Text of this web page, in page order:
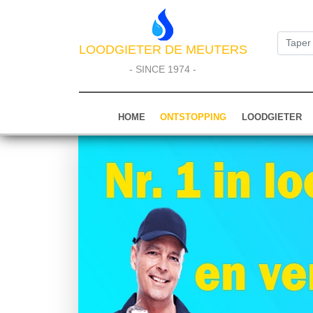
LOODGIETER DE MEUTERS
- SINCE 1974 -
HOME ONTSTOPPING LOODGIETER